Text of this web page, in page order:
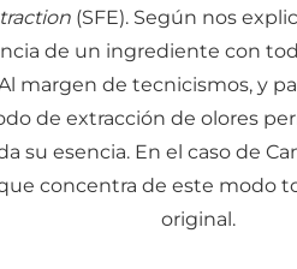
(SFE). Según nos
de un ingrediente con
margen de tecnicismos, y
de extracción de olores
su esencia. En el caso de
concentra de este modo
original.